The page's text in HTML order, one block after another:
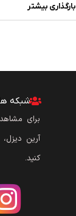
بارگذاری بیشتر
شبکه
برای
آرین
کنید.